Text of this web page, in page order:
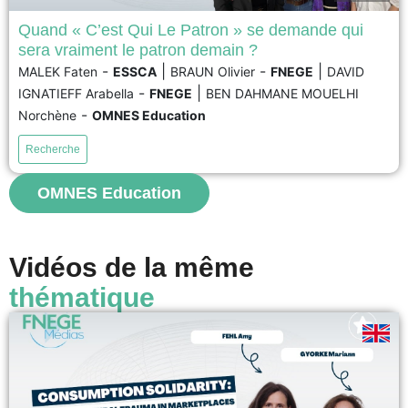
L’entreprise agroalimentaire C’est Qui Le Patron (CQLP) est reconnue pour
sa stratégie alignée avec les principes du développement durable et la co-
création de produits. Cette entreprise française réussit en France et sur les
marchés étrangers en proposant à ses clients de choisir et de déterminer
voir
Quand « C’est Qui Le Patron » se demande qui
sera vraiment le patron demain ?
MALEK Faten - ESSCA BRAUN Olivier - FNEGE
DAVID
IGNATIEFF Arabella - FNEGE
BEN DAHMANE MOUELHI
Norchène - OMNES Education
Recherche
OMNES Education
Vidéos de la même
thématique